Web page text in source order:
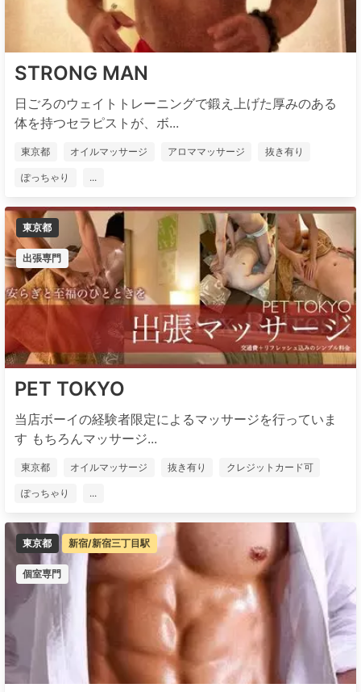
STRONG MAN
日ごろのウェイトトレーニングで鍛え上げた厚みのある
体を持つセラピストが、ボ...
東京都 オイルマッサージ アロママッサージ 抜き有り
ぽっちゃり ...
東京都
出張専門
PET TOKYO
当店ボーイの経験者限定によるマッサージを行っていま
す もちろんマッサージ...
東京都 オイルマッサージ 抜き有り クレジットカード可
ぽっちゃり ...
東京都 新宿/新宿三丁目駅
個室専門